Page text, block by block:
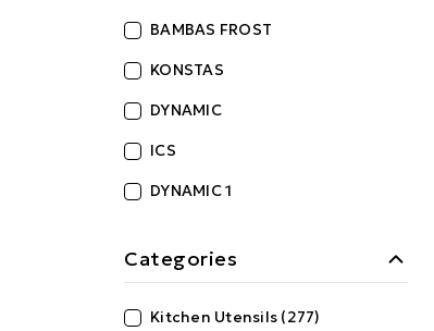
BAMBAS FROST
KONSTAS
DYNAMIC
ICS
DYNAMIC 1
Categories
Kitchen Utensils (277)